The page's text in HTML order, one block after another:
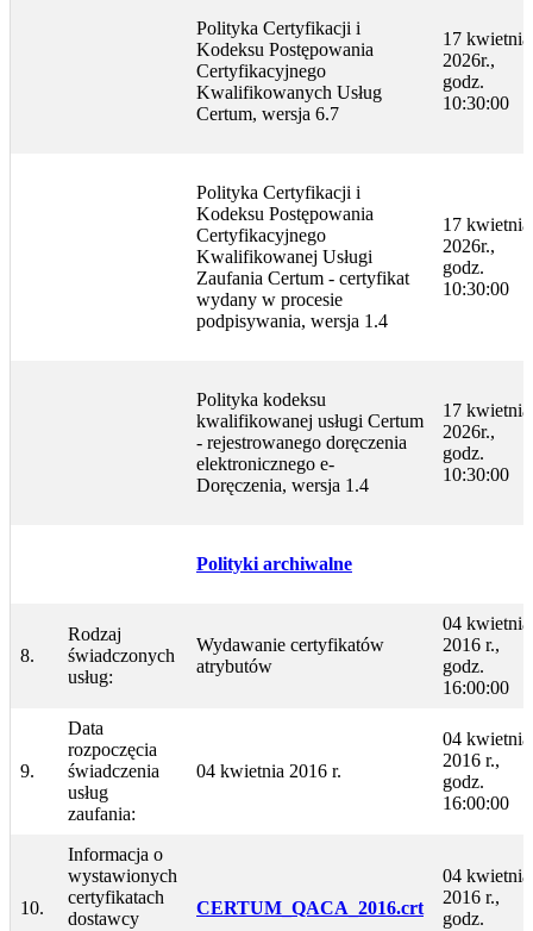
Polityka Certyfikacji i
Kodeksu Postępowania
Certyfikacyjnego
Kwalifikowanych Usług
Certum, wersja 6.7
17 kwietnia
2026r.,
godz.
10:30:00
Polityka Certyfikacji i
Kodeksu Postępowania
Certyfikacyjnego
Kwalifikowanej Usługi
Zaufania Certum - certyfikat
wydany w procesie
podpisywania, wersja 1.4
17 kwietnia
2026r.,
godz.
10:30:00
Polityka kodeksu
kwalifikowanej usługi Certum
- rejestrowanego doręczenia
elektronicznego e-
Doręczenia, wersja 1.4
17 kwietnia
2026r.,
godz.
10:30:00
Polityki archiwalne
8.
Rodzaj
świadczonych
usług:
Wydawanie certyfikatów
atrybutów
04 kwietnia
2016 r.,
godz.
16:00:00
9.
Data
rozpoczęcia
świadczenia
usług
zaufania:
04 kwietnia 2016 r.
04 kwietnia
2016 r.,
godz.
16:00:00
10.
Informacja o
wystawionych
certyfikatach
dostawcy
CERTUM_QACA_2016.crt
04 kwietnia
2016 r.,
godz.